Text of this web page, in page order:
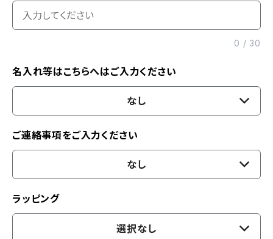
0 /30
名入れ等はこちらへはご入力ください
なし
ご連絡事項をご入力ください
なし
ラッピング
選択なし